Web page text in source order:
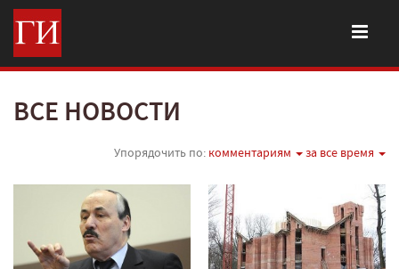
ВСЕ НОВОСТИ
Упорядочить по: комментариям за все время